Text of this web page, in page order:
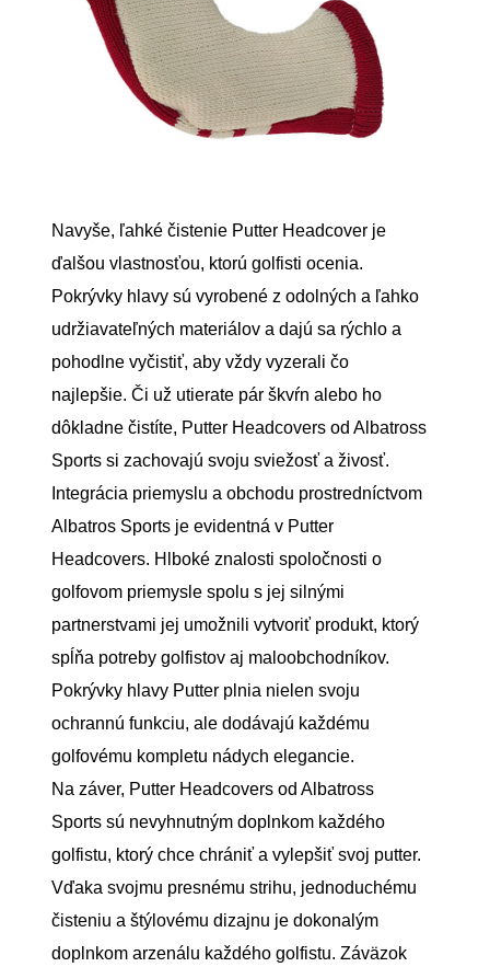
Navyše, ľahké čistenie Putter Headcover je
ďalšou vlastnosťou, ktorú golfisti ocenia.
Pokrývky hlavy sú vyrobené z odolných a ľahko
udržiavateľných materiálov a dajú sa rýchlo a
pohodlne vyčistiť, aby vždy vyzerali čo
najlepšie. Či už utierate pár škvŕn alebo ho
dôkladne čistíte, Putter Headcovers od Albatross
Sports si zachovajú svoju sviežosť a živosť.
Integrácia priemyslu a obchodu prostredníctvom
Albatros Sports je evidentná v Putter
Headcovers. Hlboké znalosti spoločnosti o
golfovom priemysle spolu s jej silnými
partnerstvami jej umožnili vytvoriť produkt, ktorý
spĺňa potreby golfistov aj maloobchodníkov.
Pokrývky hlavy Putter plnia nielen svoju
ochrannú funkciu, ale dodávajú každému
golfovému kompletu nádych elegancie.
Na záver, Putter Headcovers od Albatross
Sports sú nevyhnutným doplnkom každého
golfistu, ktorý chce chrániť a vylepšiť svoj putter.
Vďaka svojmu presnému strihu, jednoduchému
čisteniu a štýlovému dizajnu je dokonalým
doplnkom arzenálu každého golfistu. Záväzok